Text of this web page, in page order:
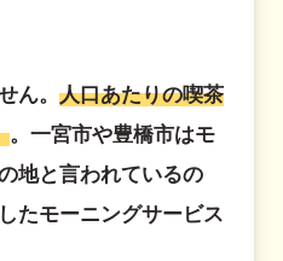
ん。 人口あたりの喫茶
。一宮市や豊橋市はモ
地と言われているの
たモーニングサービス